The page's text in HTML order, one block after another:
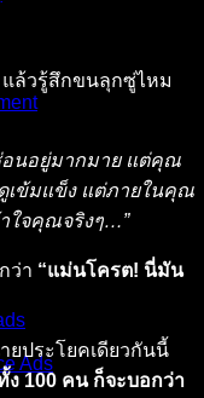
Ads
ล้วรู้สึกขนลุกซู่ไหม
นอยู่มากมาย แต่คุณ
ข้มแข็ง แต่ภายในคุณ
ใจคุณจริงๆ…”
ว่า “แม่นโครต! นี่มัน
ประโยคเดียวกันนี้
ง 100 คน ก็จะบอกว่า